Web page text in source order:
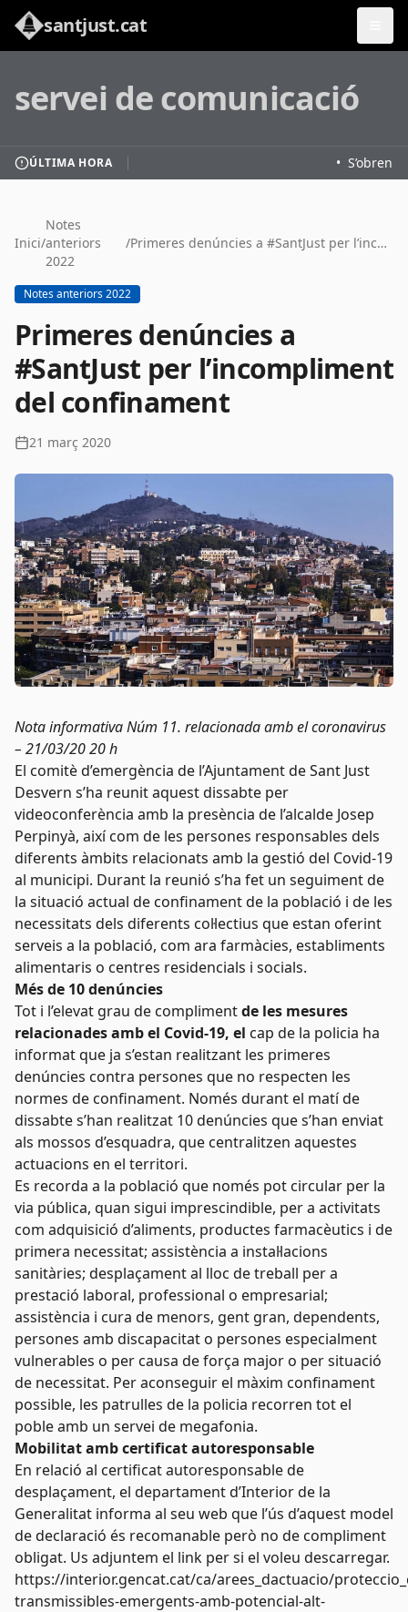
santjust.cat
servei de comunicació
ÚLTIMA HORA S’obren
Inici/
Notes
anteriors
2022
/ Primeres denúncies a #SantJust per l’incompliment del confinament
Notes anteriors 2022
Primeres denúncies a
#SantJust per l’incompliment
del confinament
21 març 2020
Nota informativa Núm 11. relacionada amb el coronavirus
– 21/03/20 20 h
El comitè d’emergència de l’Ajuntament de Sant Just
Desvern s’ha reunit aquest dissabte per
videoconferència amb la presència de l’alcalde Josep
Perpinyà, així com de les persones responsables dels
diferents àmbits relacionats amb la gestió del Covid-19
al municipi. Durant la reunió s’ha fet un seguiment de
la situació actual de confinament de la població i de les
necessitats dels diferents col·lectius que estan oferint
serveis a la població, com ara farmàcies, establiments
alimentaris o centres residencials i socials.
Més de 10 denúncies
Tot i l’elevat grau de complimentde les mesures
relacionades amb el Covid-19, el cap de la policia ha
informat que ja s’estan realitzant les primeres
denúncies contra persones que no respecten les
normes de confinament. Només durant el matí de
dissabte s’han realitzat 10 denúncies que s’han enviat
als mossos d’esquadra, que centralitzen aquestes
actuacions en el territori.
Es recorda a la població que només pot circular per la
via pública, quan sigui imprescindible, per a activitats
com adquisició d’aliments, productes farmacèutics i de
primera necessitat; assistència a instal·lacions
sanitàries; desplaçament al lloc de treball per a
prestació laboral, professional o empresarial;
assistència i cura de menors, gent gran, dependents,
persones amb discapacitat o persones especialment
vulnerables o per causa de força major o per situació
de necessitat. Per aconseguir el màxim confinament
possible, les patrulles de la policia recorren tot el
poble amb un servei de megafonia.
Mobilitat amb certificat autoresponsable
En relació al certificat autoresponsable de
desplaçament, el departament d’Interior de la
Generalitat informa al seu web que l’ús d’aquest model
de declaració és recomanable però no de compliment
obligat. Us adjuntem el link per si el voleu descarregar.
https://interior.gencat.cat/ca/arees_dactuacio/
transmissibles-emergents-amb-potencial-alt-